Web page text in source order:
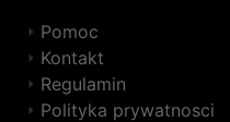
Pomoc
Kontakt
Regulamin
Polityka prywatnosci